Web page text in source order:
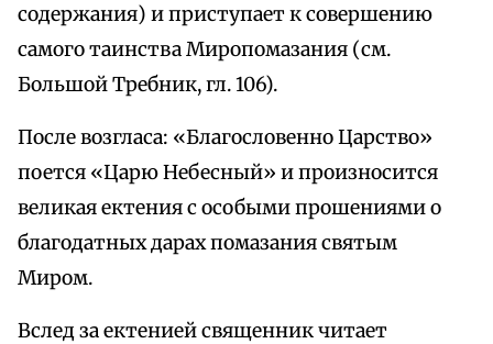
содержания) и приступает к совершению
самого таинства Миропомазания (см.
Большой Требник, гл. 106).
После возгласа: «Благословенно Царство»
поется «Царю Небесный» и произносится
великая ектения с особыми прошениями о
благодатных дарах помазания святым
Миром.
Вслед за ектенией священник читает